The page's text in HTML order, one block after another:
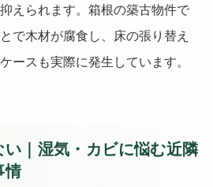
えられます。箱根の築古物件で
で木材が腐食し、床の張り替え
ースも実際に発生しています。
｜湿気・カビに悩む近隣
情